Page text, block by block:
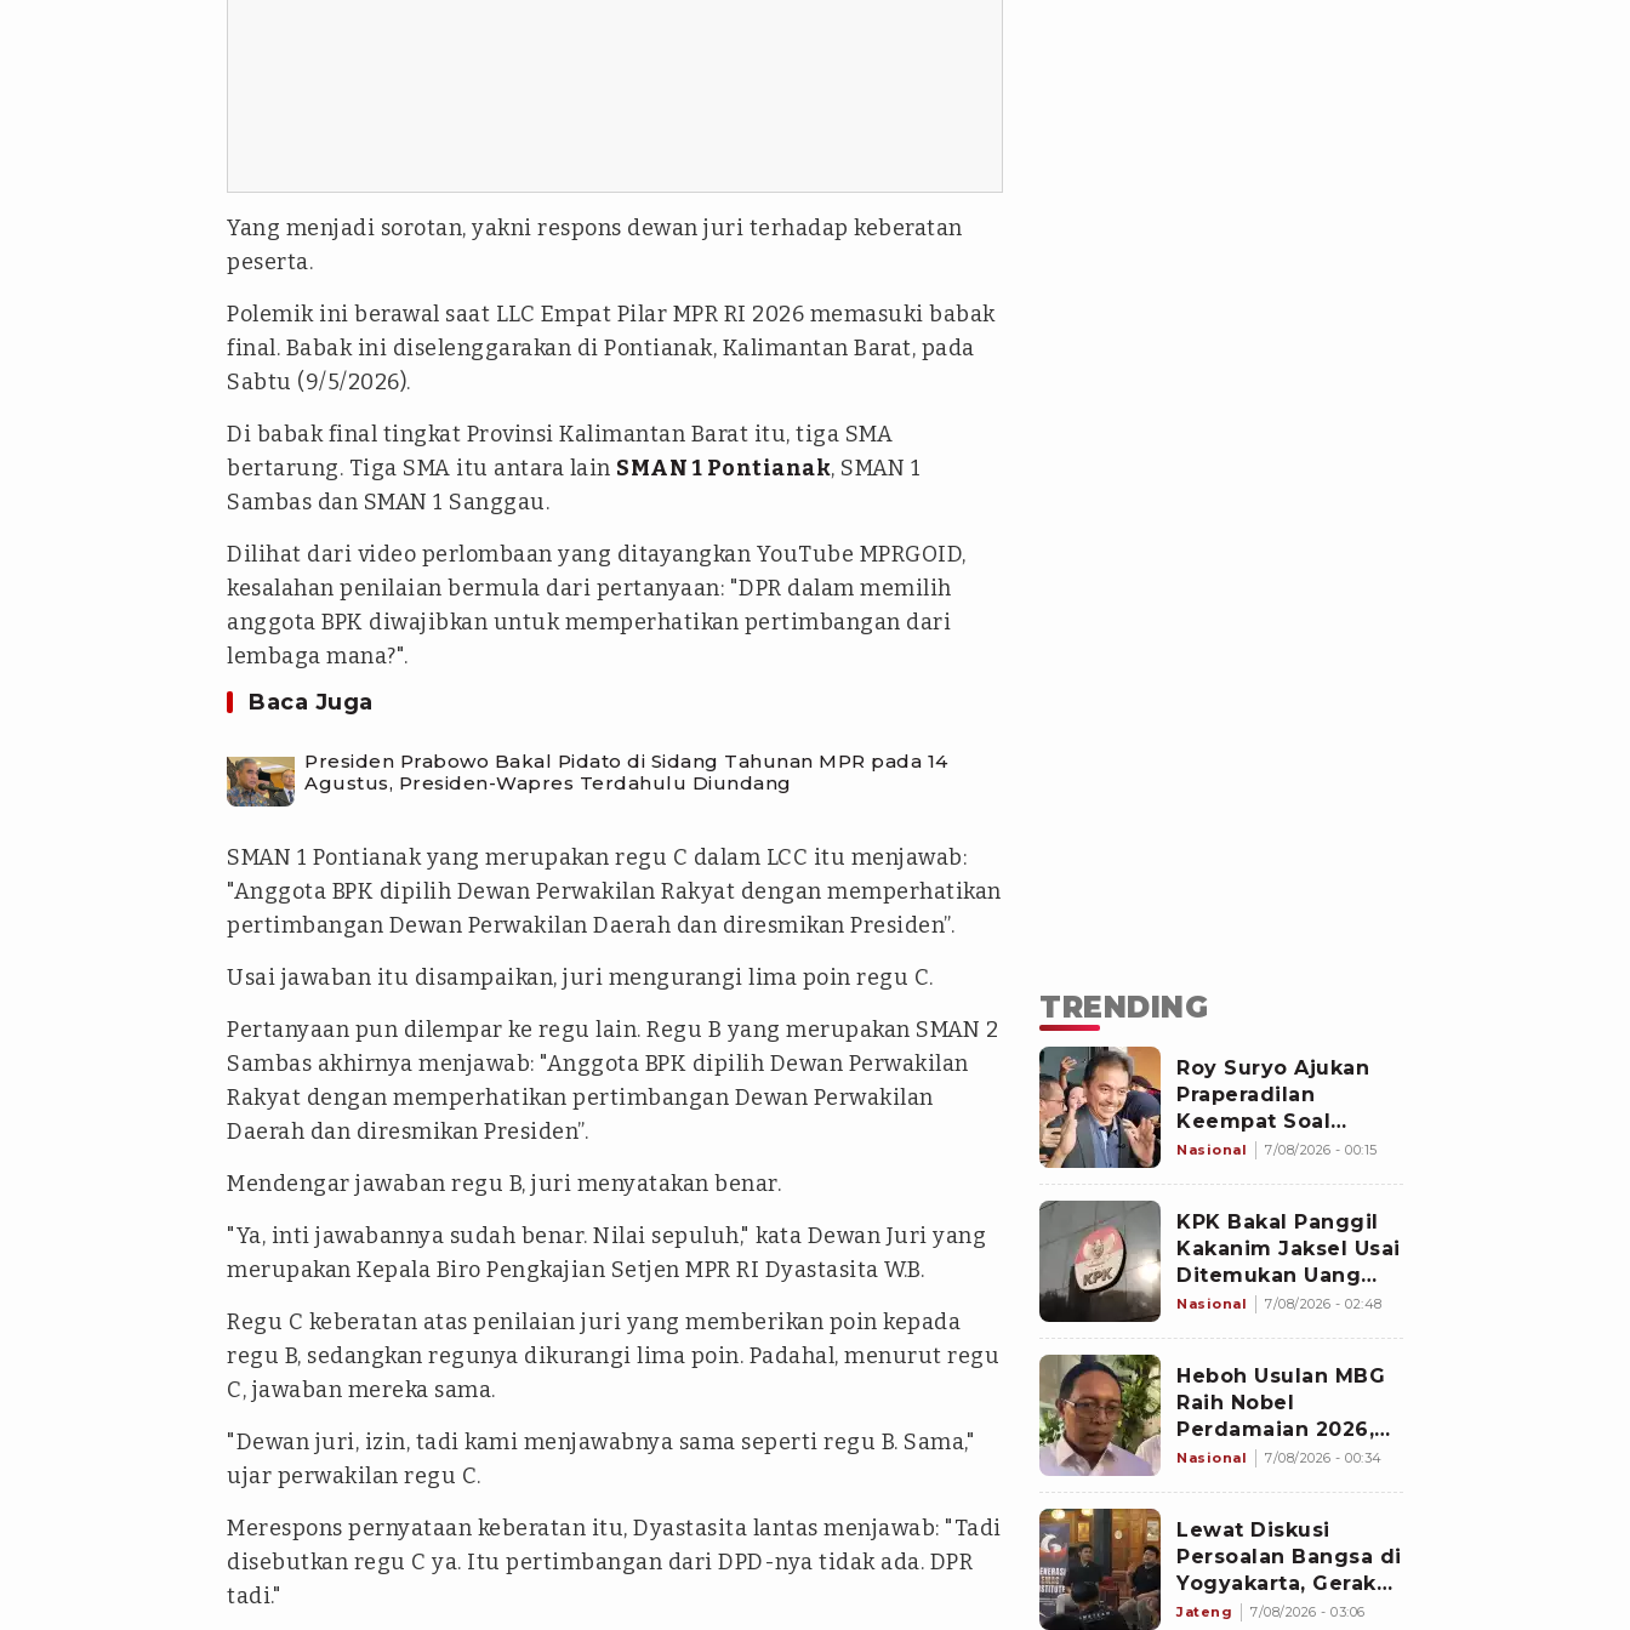
Yang menjadi sorotan, yakni respons dewan juri terhadap keberatan
peserta.
Polemik ini berawal saat LLC Empat Pilar MPR RI 2026 memasuki babak
final. Babak ini diselenggarakan di Pontianak, Kalimantan Barat, pada
Sabtu (9/5/2026).
Di babak final tingkat Provinsi Kalimantan Barat itu, tiga SMA
bertarung. Tiga SMA itu antara lain SMAN 1 Pontianak, SMAN 1
Sambas dan SMAN 1 Sanggau.
Dilihat dari video perlombaan yang ditayangkan YouTube MPRGOID,
kesalahan penilaian bermula dari pertanyaan: "DPR dalam memilih
anggota BPK diwajibkan untuk memperhatikan pertimbangan dari
lembaga mana?".
Baca Juga
Presiden Prabowo Bakal Pidato di Sidang Tahunan MPR pada 14
Agustus, Presiden-Wapres Terdahulu Diundang
SMAN 1 Pontianak yang merupakan regu C dalam LCC itu menjawab:
"Anggota BPK dipilih Dewan Perwakilan Rakyat dengan memperhatikan
pertimbangan Dewan Perwakilan Daerah dan diresmikan Presiden”.
Usai jawaban itu disampaikan, juri mengurangi lima poin regu C.
Pertanyaan pun dilempar ke regu lain. Regu B yang merupakan SMAN 2
Sambas akhirnya menjawab: "Anggota BPK dipilih Dewan Perwakilan
Rakyat dengan memperhatikan pertimbangan Dewan Perwakilan
Daerah dan diresmikan Presiden”.
Mendengar jawaban regu B, juri menyatakan benar.
"Ya, inti jawabannya sudah benar. Nilai sepuluh," kata Dewan Juri yang
merupakan Kepala Biro Pengkajian Setjen MPR RI Dyastasita W.B.
Regu C keberatan atas penilaian juri yang memberikan poin kepada
regu B, sedangkan regunya dikurangi lima poin. Padahal, menurut regu
C, jawaban mereka sama.
"Dewan juri, izin, tadi kami menjawabnya sama seperti regu B. Sama,"
ujar perwakilan regu C.
Merespons pernyataan keberatan itu, Dyastasita lantas menjawab: "Tadi
disebutkan regu C ya. Itu pertimbangan dari DPD-nya tidak ada. DPR
tadi."
TRENDING
Roy Suryo Ajukan
Praperadilan
Keempat Soal
Status Cekal
Nasional 7/08/2026 - 00:15
KPK Bakal Panggil
Kakanim Jaksel Usai
Ditemukan Uang
8.500 Dolar
Nasional 7/08/2026 - 02:48
Heboh Usulan MBG
Raih Nobel
Perdamaian 2026,
Istana Akhirnya
Nasional 7/08/2026 - 00:34
Lewat Diskusi
Persoalan Bangsa di
Yogyakarta, Gerakan
Iqra Indonesia
Jateng 7/08/2026 - 03:06